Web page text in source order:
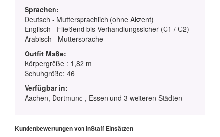
Sprachen:
Deutsch - Muttersprachlich (ohne Akzent)
Englisch - Fließend bis Verhandlungssicher (C1 / C2)
Arabisch - Muttersprache
Outfit Maße:
Körpergröße : 1,82 m
Schuhgröße: 46
Verfügbar in:
Aachen, Dortmund , Essen und 3 weiteren Städten
Kundenbewertungen von InStaff Einsätzen